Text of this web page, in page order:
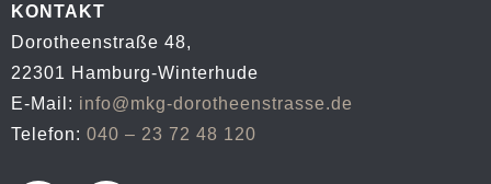
KONTAKT
Dorotheenstraße 48,
22301 Hamburg-Winterhude
E-Mail: info@mkg-dorotheenstrasse.de
Telefon: 040 – 23 72 48 120